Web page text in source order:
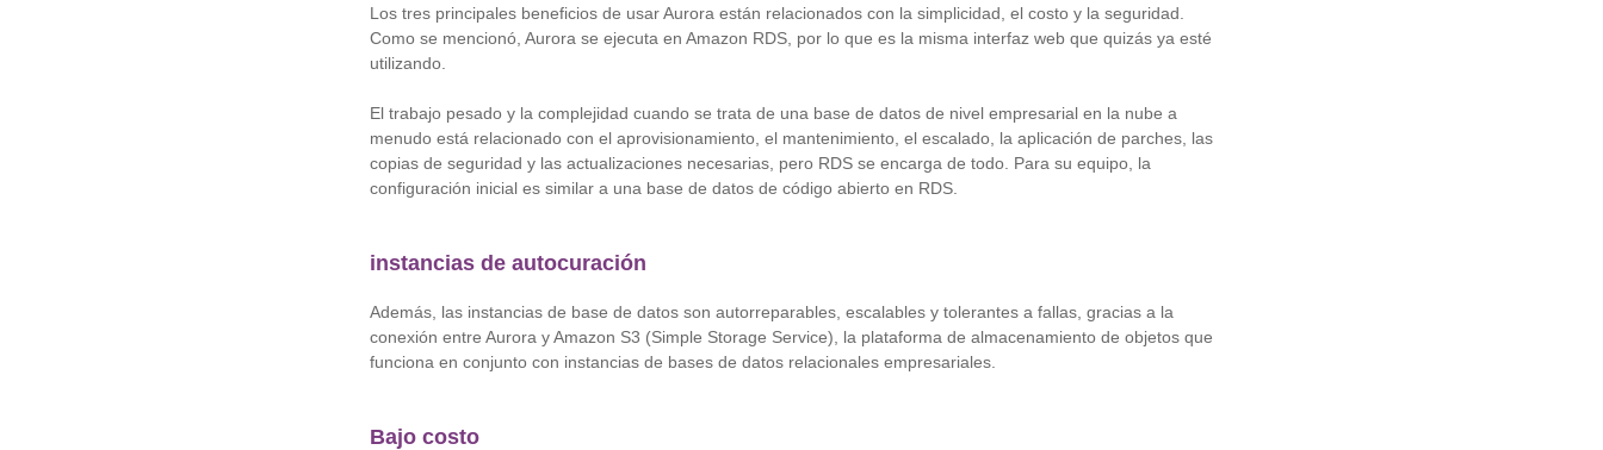
Los tres principales beneficios de usar Aurora están relacionados con la simplicidad, el costo y la seguridad.
Como se mencionó, Aurora se ejecuta en Amazon RDS, por lo que es la misma interfaz web que quizás ya esté
utilizando.
El trabajo pesado y la complejidad cuando se trata de una base de datos de nivel empresarial en la nube a
menudo está relacionado con el aprovisionamiento, el mantenimiento, el escalado, la aplicación de parches, las
copias de seguridad y las actualizaciones necesarias, pero RDS se encarga de todo. Para su equipo, la
configuración inicial es similar a una base de datos de código abierto en RDS.
instancias de autocuración
Además, las instancias de base de datos son autorreparables, escalables y tolerantes a fallas, gracias a la
conexión entre Aurora y Amazon S3 (Simple Storage Service), la plataforma de almacenamiento de objetos que
funciona en conjunto con instancias de bases de datos relacionales empresariales.
Bajo costo